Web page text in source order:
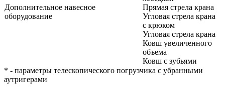
Дополнительное навесное
оборудование
Прямая стрела крана
Угловая стрела крана
с крюком
Угловая стрела крана
Ковш увеличенного
объема
Ковш с зубьями
* - параметры телескопического погрузчика с убранными
аутригерами